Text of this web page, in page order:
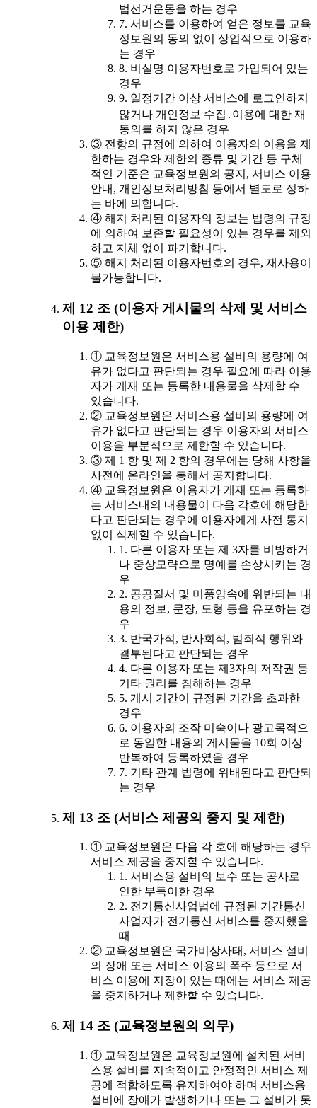
법선거운동을 하는 경우
7. 서비스를 이용하여 얻은 정보를 교육
정보원의 동의 없이 상업적으로 이용하
는 경우
8. 비실명 이용자번호로 가입되어 있는
경우
9. 일정기간 이상 서비스에 로그인하지
않거나 개인정보 수집․이용에 대한 재
동의를 하지 않은 경우
③ 전항의 규정에 의하여 이용자의 이용을 제
한하는 경우와 제한의 종류 및 기간 등 구체
적인 기준은 교육정보원의 공지, 서비스 이용
안내, 개인정보처리방침 등에서 별도로 정하
는 바에 의합니다.
④ 해지 처리된 이용자의 정보는 법령의 규정
에 의하여 보존할 필요성이 있는 경우를 제외
하고 지체 없이 파기합니다.
⑤ 해지 처리된 이용자번호의 경우, 재사용이
불가능합니다.
제 12 조 (이용자 게시물의 삭제 및 서비스
이용 제한)
① 교육정보원은 서비스용 설비의 용량에 여
유가 없다고 판단되는 경우 필요에 따라 이용
자가 게재 또는 등록한 내용물을 삭제할 수
있습니다.
② 교육정보원은 서비스용 설비의 용량에 여
유가 없다고 판단되는 경우 이용자의 서비스
이용을 부분적으로 제한할 수 있습니다.
③ 제 1 항 및 제 2 항의 경우에는 당해 사항을
사전에 온라인을 통해서 공지합니다.
④ 교육정보원은 이용자가 게재 또는 등록하
는 서비스내의 내용물이 다음 각호에 해당한
다고 판단되는 경우에 이용자에게 사전 통지
없이 삭제할 수 있습니다.
1. 다른 이용자 또는 제 3자를 비방하거
나 중상모략으로 명예를 손상시키는 경
우
2. 공공질서 및 미풍양속에 위반되는 내
용의 정보, 문장, 도형 등을 유포하는 경
우
3. 반국가적, 반사회적, 범죄적 행위와
결부된다고 판단되는 경우
4. 다른 이용자 또는 제3자의 저작권 등
기타 권리를 침해하는 경우
5. 게시 기간이 규정된 기간을 초과한
경우
6. 이용자의 조작 미숙이나 광고목적으
로 동일한 내용의 게시물을 10회 이상
반복하여 등록하였을 경우
7. 기타 관계 법령에 위배된다고 판단되
는 경우
제 13 조 (서비스 제공의 중지 및 제한)
① 교육정보원은 다음 각 호에 해당하는 경우
서비스 제공을 중지할 수 있습니다.
1. 서비스용 설비의 보수 또는 공사로
인한 부득이한 경우
2. 전기통신사업법에 규정된 기간통신
사업자가 전기통신 서비스를 중지했을
때
② 교육정보원은 국가비상사태, 서비스 설비
의 장애 또는 서비스 이용의 폭주 등으로 서
비스 이용에 지장이 있는 때에는 서비스 제공
을 중지하거나 제한할 수 있습니다.
제 14 조 (교육정보원의 의무)
① 교육정보원은 교육정보원에 설치된 서비
스용 설비를 지속적이고 안정적인 서비스 제
공에 적합하도록 유지하여야 하며 서비스용
설비에 장애가 발생하거나 또는 그 설비가 못